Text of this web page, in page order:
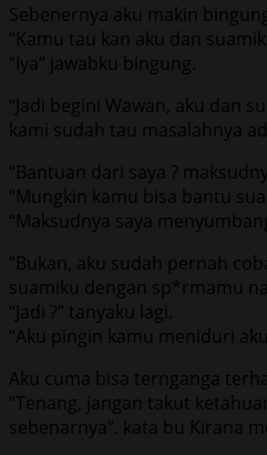
Sebenernya aku makin
“Kamu tau kan aku dan
“Iya” jawabku bingung.
“Jadi begini Wawan, aku dan
kami sudah tau masalahnya
“Bantuan dari saya ?
“Mungkin kamu bisa bantu
“Maksudnya saya
“Bukan, aku sudah pernah
suamiku dengan sp*rmamu
“Jadi ?” tanyaku lagi.
“Aku pingin kamu meniduri
Aku cuma bisa ternganga
“Tenang, jangan takut
sebenarnya”. kata bu Kirana